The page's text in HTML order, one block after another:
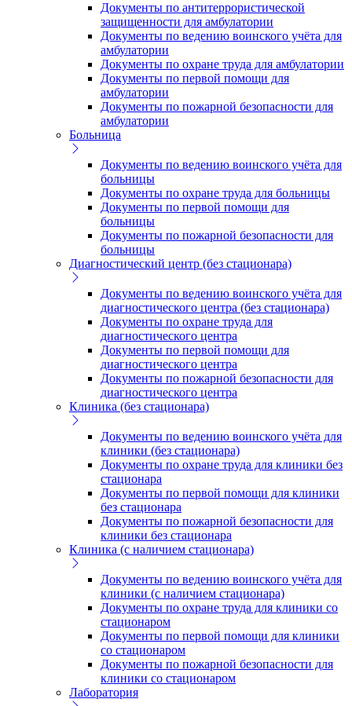
Документы по антитеррористической
защищенности для амбулатории
Документы по ведению воинского учёта для
амбулатории
Документы по охране труда для амбулатории
Документы по первой помощи для
амбулатории
Документы по пожарной безопасности для
амбулатории
Больница
Документы по ведению воинского учёта для
больницы
Документы по охране труда для больницы
Документы по первой помощи для
больницы
Документы по пожарной безопасности для
больницы
Диагностический центр (без стационара)
Документы по ведению воинского учёта для
диагностического центра (без стационара)
Документы по охране труда для
диагностического центра
Документы по первой помощи для
диагностического центра
Документы по пожарной безопасности для
диагностического центра
Клиника (без стационара)
Документы по ведению воинского учёта для
клиники (без стационара)
Документы по охране труда для клиники без
стационара
Документы по первой помощи для клиники
без стационара
Документы по пожарной безопасности для
клиники без стационара
Клиника (с наличием стационара)
Документы по ведению воинского учёта для
клиники (с наличием стационара)
Документы по охране труда для клиники со
стационаром
Документы по первой помощи для клиники
со стационаром
Документы по пожарной безопасности для
клиники со стационаром
Лаборатория